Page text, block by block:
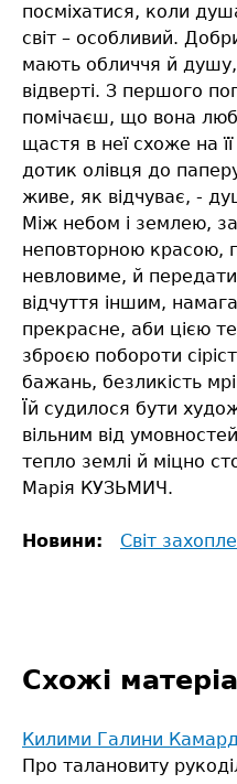
посміхатися, коли
світ – особливий.
мають обличчя й
відверті. З першого
помічаєш, що вона
щастя в неї схоже на
дотик олівця до
живе, як відчуває, -
Між небом і землею,
неповторною красою,
невловиме, й
відчуття іншим,
прекрасне, аби цією
зброєю побороти
бажань, безликість
Їй судилося бути
вільним від
тепло землі й міцно
Марія КУЗЬМИЧ.
Новини: Світ
Схожі
Килими Галини
Про талановиту